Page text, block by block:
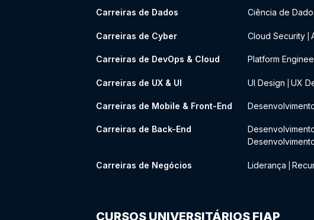
Carreiras de Dados Ciência de
Carreiras de Cyber Cloud Security
Carreiras de DevOps & Cloud Platform
Carreiras de UX & UI UI Design UX
Carreiras de Mobile & Front-End
Carreiras de Back-End
Carreiras de Negócios Liderança
CURSOS UNIVERSITÁRIOS FIAP